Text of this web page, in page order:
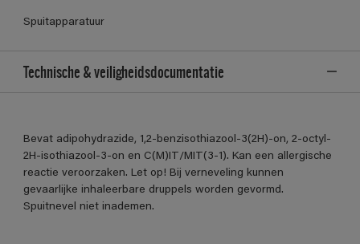
Spuitapparatuur
Technische & veiligheidsdocumentatie
Bevat adipohydrazide, 1,2-benzisothiazool-3(2H)-on, 2-octyl-
2H-isothiazool-3-on en C(M)IT/MIT(3-1). Kan een allergische
reactie veroorzaken. Let op! Bij verneveling kunnen
gevaarlijke inhaleerbare druppels worden gevormd.
Spuitnevel niet inademen.